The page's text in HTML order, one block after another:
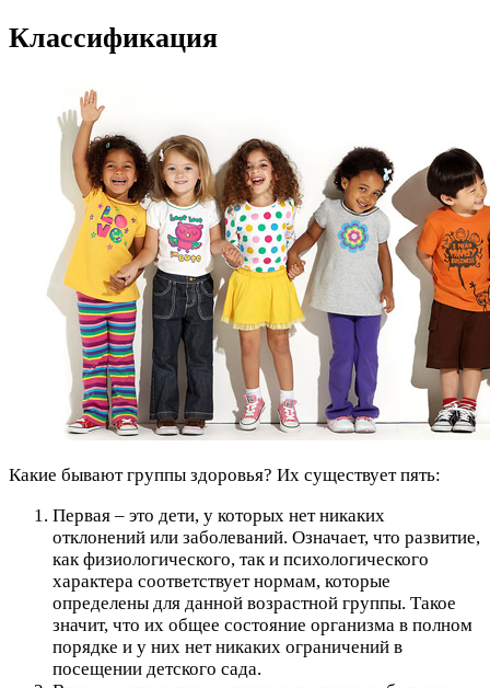
Классификация
Какие бывают группы здоровья? Их существует пять:
Первая – это дети, у которых нет никаких
отклонений или заболеваний. Означает, что развитие,
как физиологического, так и психологического
характера соответствует нормам, которые
определены для данной возрастной группы. Такое
значит, что их общее состояние организма в полном
порядке и у них нет никаких ограничений в
посещении детского сада.